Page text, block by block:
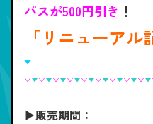
パスが500円引き ！
「リニューアル
▼
▽▼▽▼▽▼▽▼▽▼▽▼▽▼▽▼▽▼
▶販売期間：